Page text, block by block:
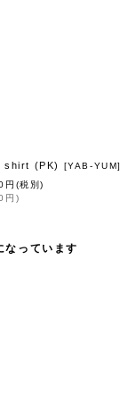
]
shirt (PK) [YAB-YUM]
円 (税別)
円 )
なっています